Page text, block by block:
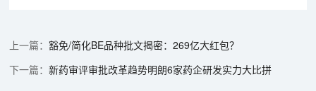
豁免/简化BE品种批文揭密：269亿大红包？
新药审评审批改革趋势明朗6家药企研发实力大比拼